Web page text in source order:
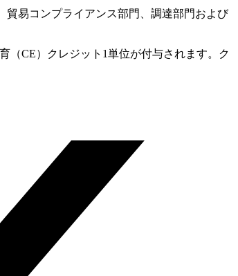
貿易コンプライアンス部門、調達部門および
（CE）クレジット1単位が付与されます。ク